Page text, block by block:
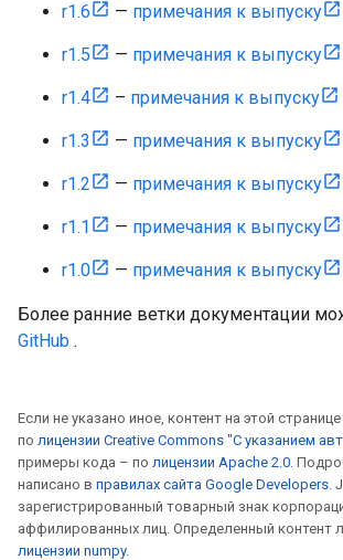
r1.6 — примечания к выпуску
r1.5 — примечания к выпуску
r1.4 – примечания к выпуску
r1.3 — примечания к выпуску
r1.2 — примечания к выпуску
r1.1 — примечания к выпуску
r1.0 — примечания к выпуску
Более ранние ветки документации
GitHub .
Если не указано иное, контент на этой
по лицензии Creative Commons "С указанием
примеры кода – по лицензии Apache 2.0.
написано в правилах сайта Google Developers.
зарегистрированный товарный знак
аффилированных лиц. Определенный контент
лицензии numpy.